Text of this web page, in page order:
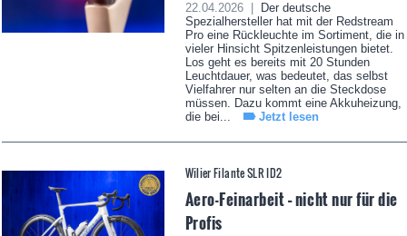
22.04.2026 |
Der deutsche
Spezialhersteller hat mit der Redstream
Pro eine Rückleuchte im Sortiment, die in
vieler Hinsicht Spitzenleistungen bietet.
Los geht es bereits mit 20 Stunden
Leuchtdauer, was bedeutet, das selbst
Vielfahrer nur selten an die Steckdose
müssen. Dazu kommt eine Akkuheizung,
die bei...
Jetzt lesen
Wilier Filante SLR ID2
Aero-Feinarbeit – nicht nur für die
Profis